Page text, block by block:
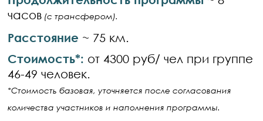
часов (с трансфером).
Расстояние ~ 75 км.
Стоимость*: от 4300 руб/ чел при группе
46-49 человек.
*Стоимость базовая, уточняется после согласования
количества участников и наполнения программы.